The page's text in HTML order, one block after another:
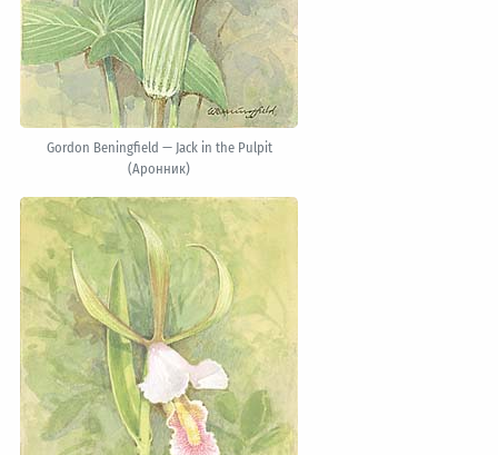
Gordon Beningfield — Jack in the Pulpit
(Аронник)